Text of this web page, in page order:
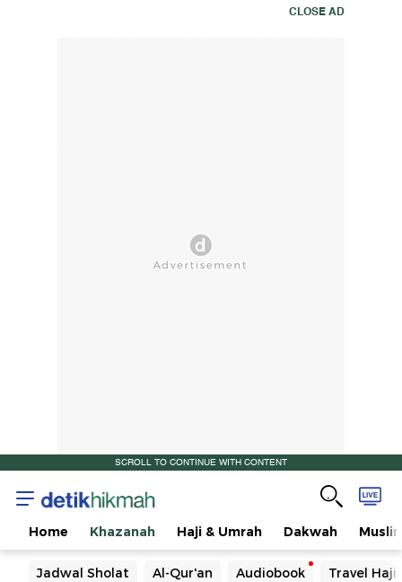
CLOSE AD
SCROLL TO CONTINUE WITH CONTENT
Home Khazanah Haji & Umrah Dakwah
Jadwal Sholat Al-Qur'an Audiobook Travel Haji